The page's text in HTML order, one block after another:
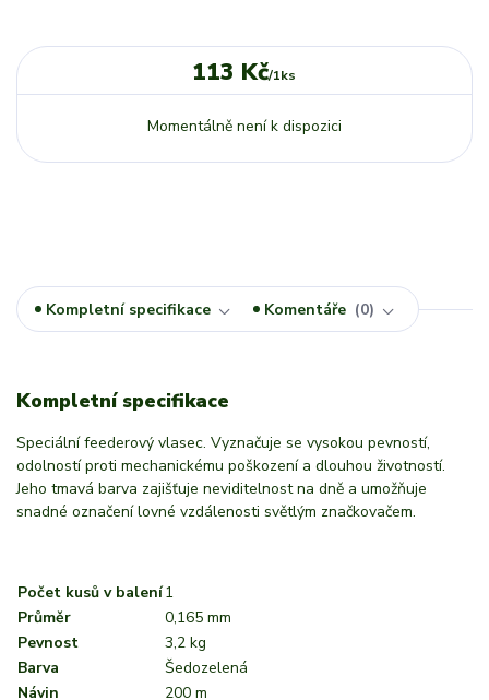
113 Kč/1ks
Momentálně není k dispozici
Kompletní specifikace Komentáře 0
Kompletní specifikace
Speciální feederový vlasec. Vyznačuje se vysokou pevností,
odolností proti mechanickému poškození a dlouhou životností.
Jeho tmavá barva zajišťuje neviditelnost na dně a umožňuje
snadné označení lovné vzdálenosti světlým značkovačem.
Počet kusů v balení1
Průměr
0,165 mm
Pevnost
3,2 kg
Barva
Šedozelená
Návin
200 m